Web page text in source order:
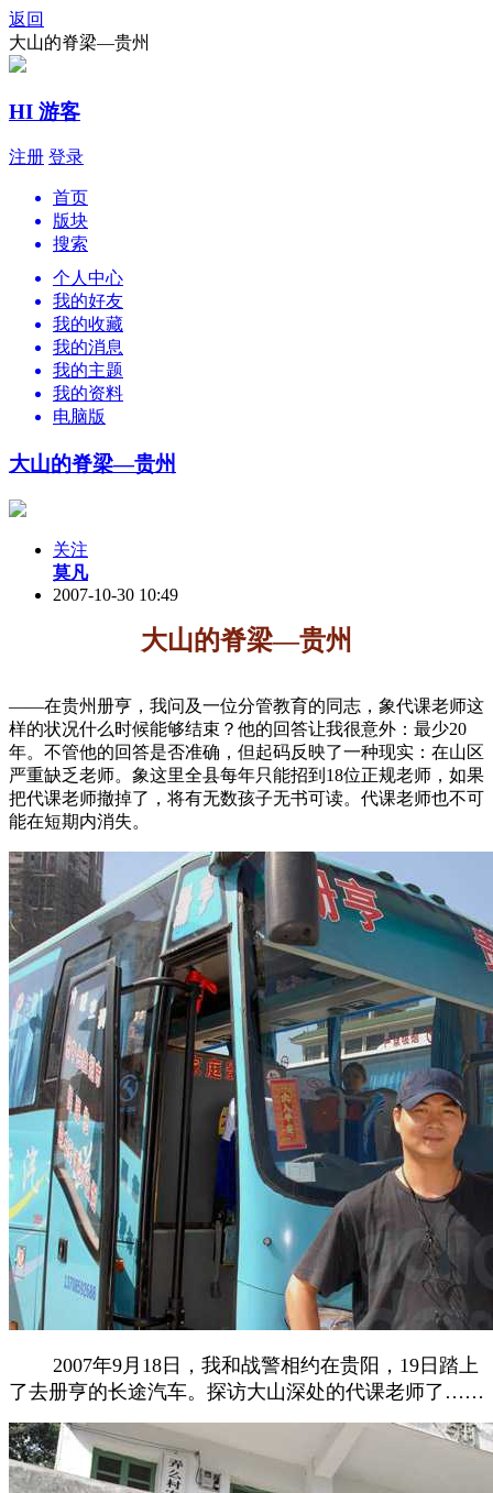
返回
大山的脊梁—贵州
HI 游客
注册 登录
首页
版块
搜索
个人中心
我的好友
我的收藏
我的消息
我的主题
我的资料
电脑版
大山的脊梁—贵州
关注
莫凡
2007-10-30 10:49
大山的脊梁—贵州
——在贵州册亨，我问及一位分管教育的同志，象代课老师这
样的状况什么时候能够结束？他的回答让我很意外：最少20
年。不管他的回答是否准确，但起码反映了一种现实：在山区
严重缺乏老师。象这里全县每年只能招到18位正规老师，如果
把代课老师撤掉了，将有无数孩子无书可读。代课老师也不可
能在短期内消失。
2007年9月18日，我和战警相约在贵阳，19日踏上
了去册亨的长途汽车。 探访大山深处的代课老师了……